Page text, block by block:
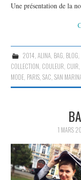
Une présentation de la
2014 ALINA, BAG BLOG
COLLECTION COULEUR CUIR
MODE PARIS ,SAC ,SAN
1 MARS